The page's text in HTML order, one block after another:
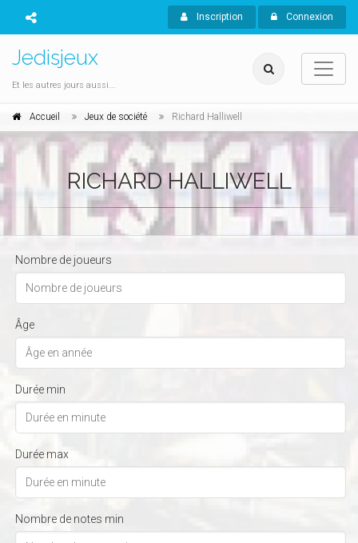
Inscription Connexion
Jedisjeux
Et les autres jours aussi...
Accueil Jeux de société Richard Halliwell
RICHARD HALLIWELL
Nombre de joueurs
Âge
Durée min
Durée max
Nombre de notes min